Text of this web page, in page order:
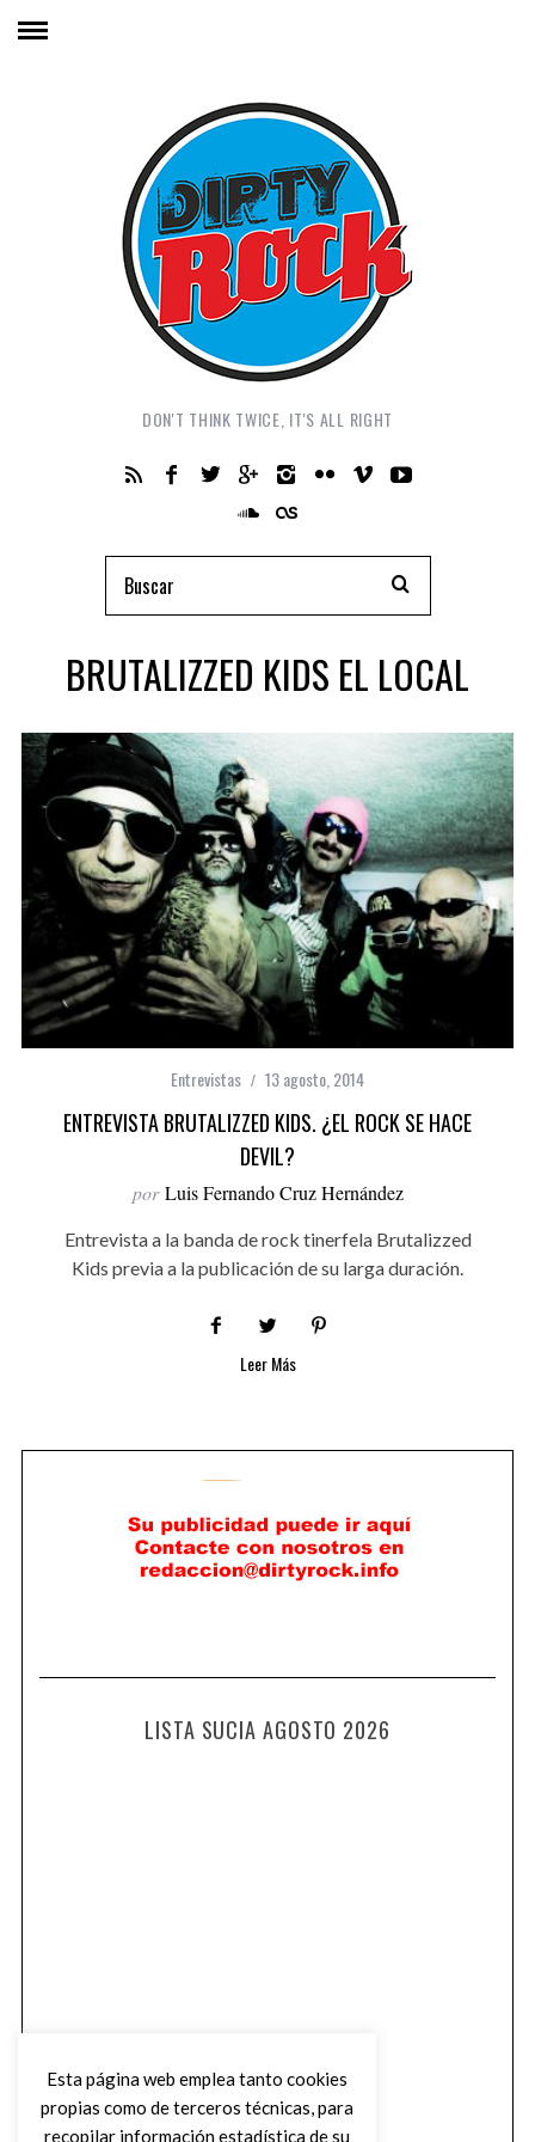
DON'T THINK TWICE, IT'S ALL RIGHT
BRUTALIZZED KIDS EL LOCAL
Entrevistas 13 agosto, 2014
ENTREVISTA BRUTALIZZED KIDS. ¿EL ROCK SE HACE
DEVIL?
por Luis Fernando Cruz Hernández
Entrevista a la banda de rock tinerfela Brutalizzed
Kids previa a la publicación de su larga duración.
Leer Más
LISTA SUCIA AGOSTO 2026
Esta página web emplea tanto cookies
propias como de terceros técnicas, para
recopilar información estadística de su